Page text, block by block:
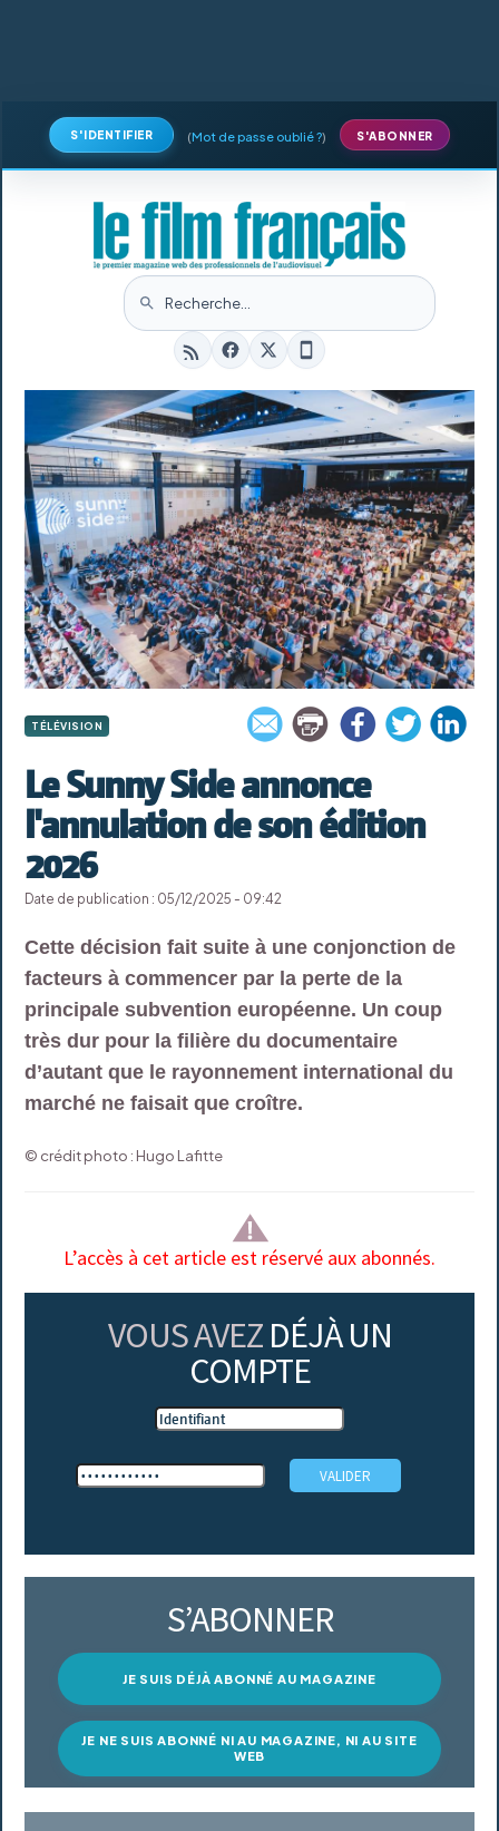
S'IDENTIFIER (Mot de passe oublié ?) S'ABONNER
TÉLÉVISION
Le Sunny Side annonce
l'annulation de son édition
2026
Date de publication : 05/12/2025 - 09:42
Cette décision fait suite à une conjonction de
facteurs à commencer par la perte de la
principale subvention européenne. Un coup
très dur pour la filière du documentaire
d’autant que le rayonnement international du
marché ne faisait que croître.
© crédit photo : Hugo Lafitte
L’accès à cet article est réservé aux abonnés.
VOUS AVEZ DÉJÀ UN
COMPTE
S’ABONNER
JE SUIS DÉJÀ ABONNÉ AU MAGAZINE
JE NE SUIS ABONNÉ NI AU MAGAZINE, NI AU SITE
WEB